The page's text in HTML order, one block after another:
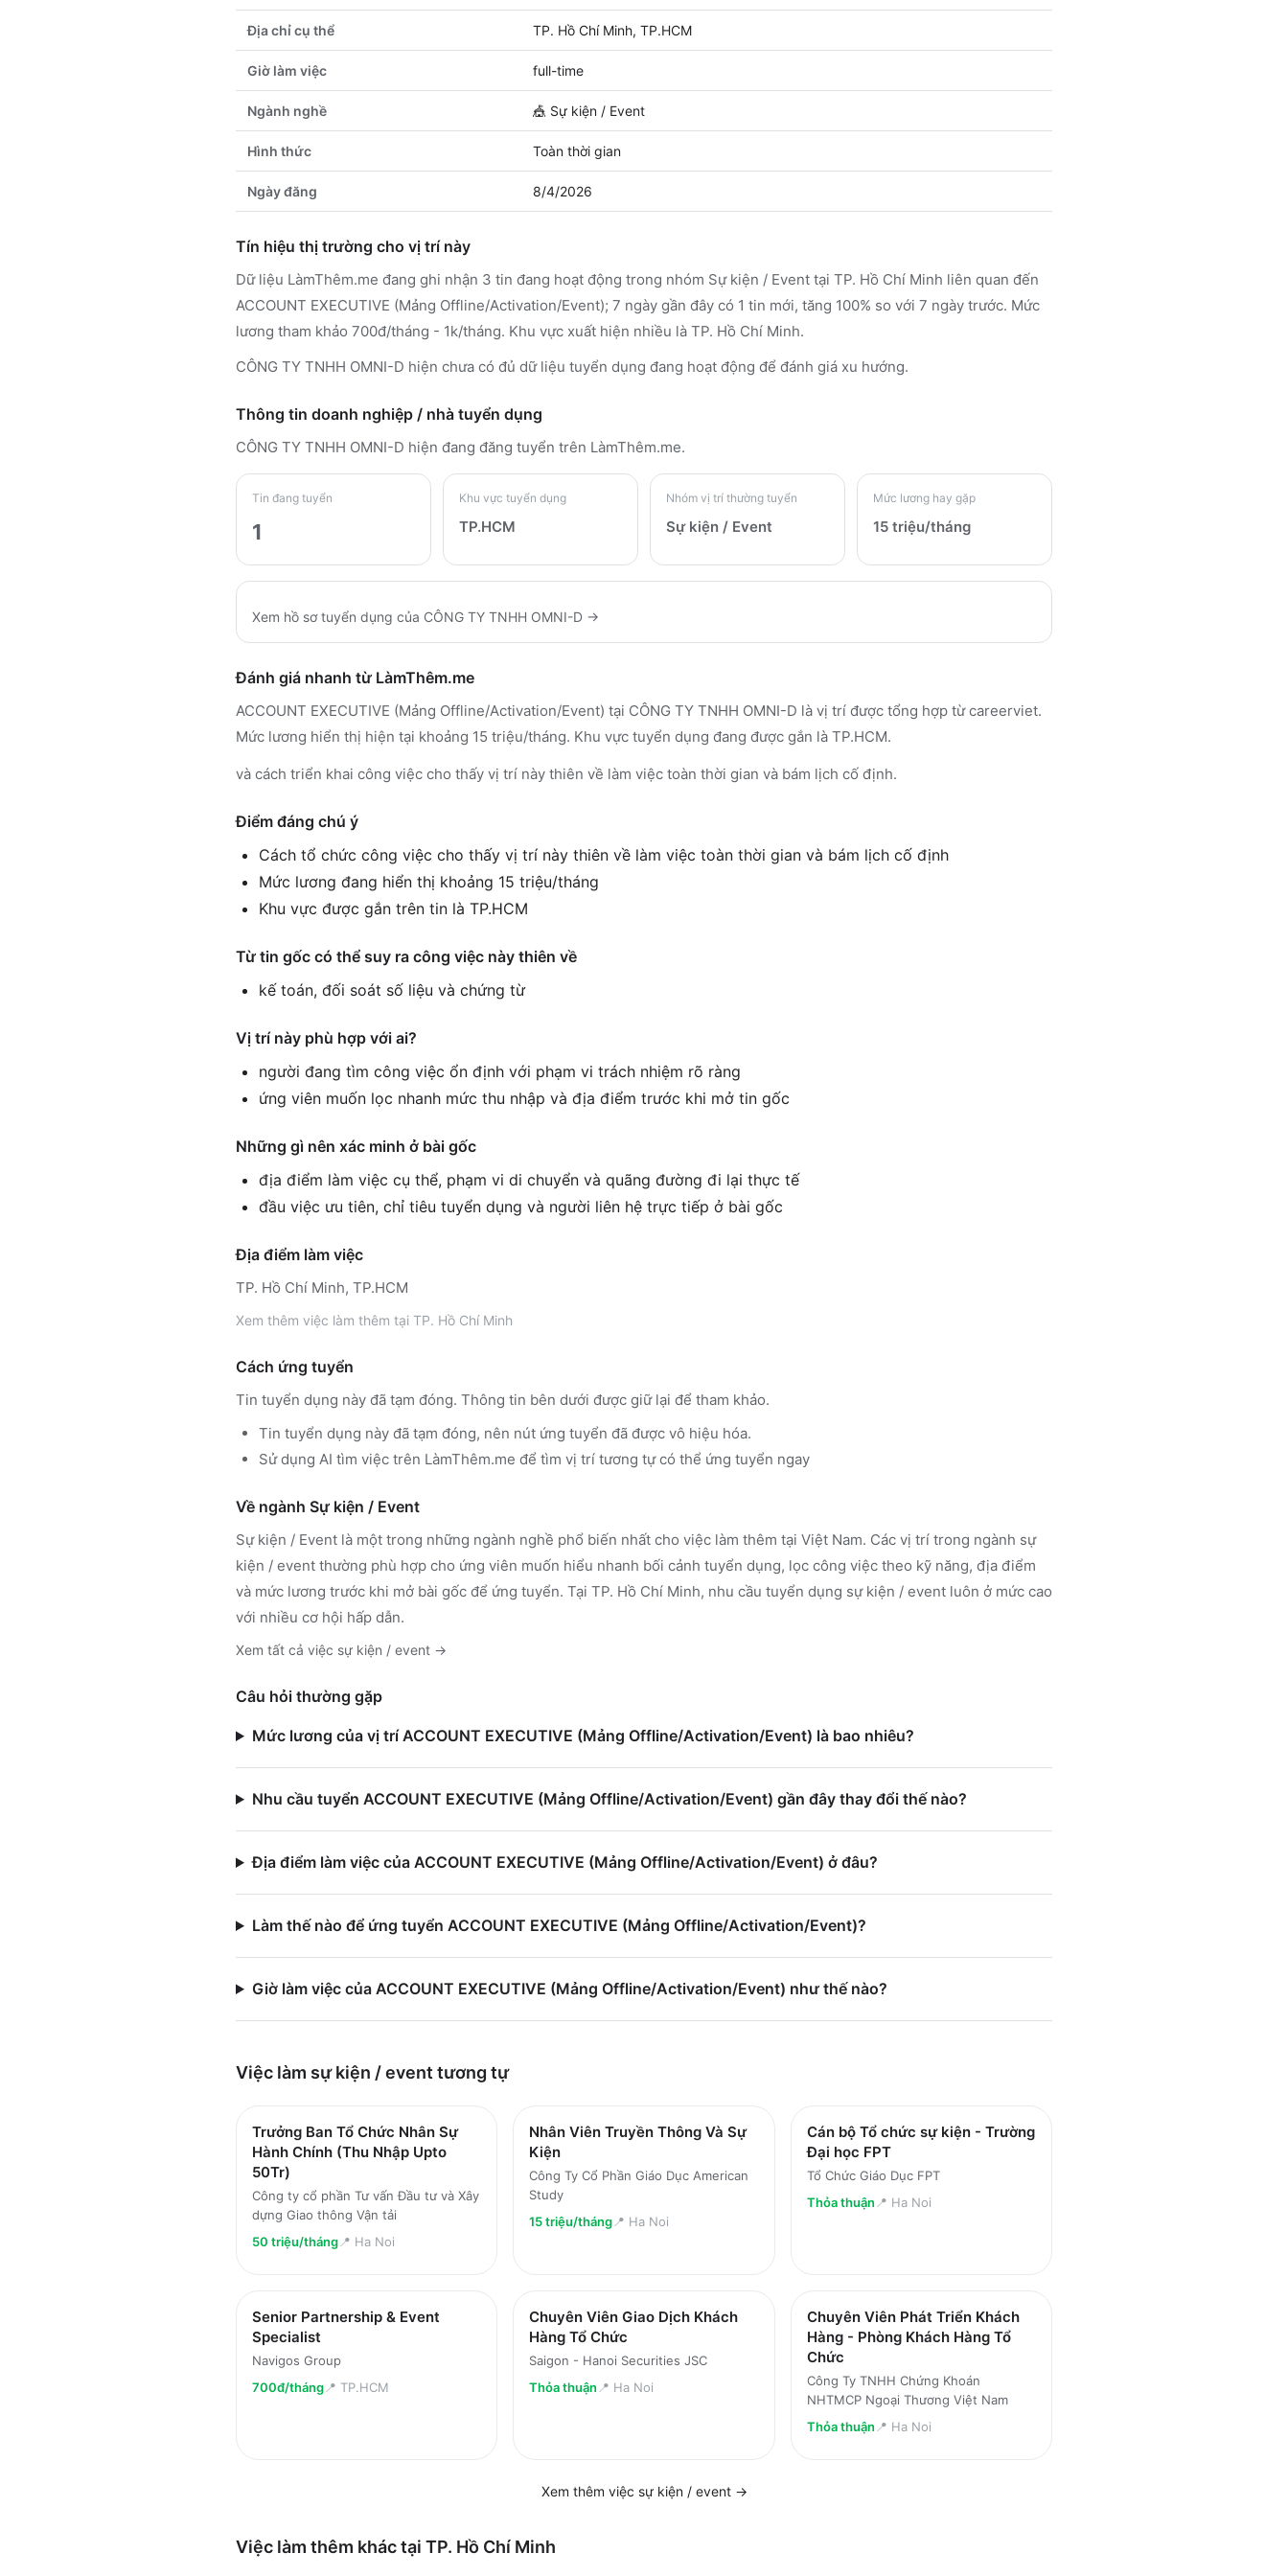
Địa chỉ cụ thể TP. Hồ Chí Minh, TP.HCM
Giờ làm việc full-time
Ngành nghề 🎪 Sự kiện / Event
Hình thức Toàn thời gian
Ngày đăng 8/4/2026
Tín hiệu thị trường cho vị trí này
Dữ liệu LàmThêm.me đang ghi nhận 3 tin đang hoạt động trong nhóm Sự kiện / Event tại TP. Hồ Chí Minh liên quan đến
ACCOUNT EXECUTIVE (Mảng Offline/Activation/Event); 7 ngày gần đây có 1 tin mới, tăng 100% so với 7 ngày trước. Mức
lương tham khảo 700đ/tháng - 1k/tháng. Khu vực xuất hiện nhiều là TP. Hồ Chí Minh.
CÔNG TY TNHH OMNI-D hiện chưa có đủ dữ liệu tuyển dụng đang hoạt động để đánh giá xu hướng.
Thông tin doanh nghiệp / nhà tuyển dụng
CÔNG TY TNHH OMNI-D hiện đang đăng tuyển trên LàmThêm.me.
Tin đang tuyển
1
Khu vực tuyển dụng
TP.HCM
Nhóm vị trí thường tuyển
Sự kiện / Event
Mức lương hay gặp
15 triệu/tháng
Xem hồ sơ tuyển dụng của CÔNG TY TNHH OMNI-D →
Đánh giá nhanh từ LàmThêm.me
ACCOUNT EXECUTIVE (Mảng Offline/Activation/Event) tại CÔNG TY TNHH OMNI-D là vị trí được tổng hợp từ careerviet.
Mức lương hiển thị hiện tại khoảng 15 triệu/tháng. Khu vực tuyển dụng đang được gắn là TP.HCM.
và cách triển khai công việc cho thấy vị trí này thiên về làm việc toàn thời gian và bám lịch cố định.
Điểm đáng chú ý
Cách tổ chức công việc cho thấy vị trí này thiên về làm việc toàn thời gian và bám lịch cố định
Mức lương đang hiển thị khoảng 15 triệu/tháng
Khu vực được gắn trên tin là TP.HCM
Từ tin gốc có thể suy ra công việc này thiên về
kế toán, đối soát số liệu và chứng từ
Vị trí này phù hợp với ai?
người đang tìm công việc ổn định với phạm vi trách nhiệm rõ ràng
ứng viên muốn lọc nhanh mức thu nhập và địa điểm trước khi mở tin gốc
Những gì nên xác minh ở bài gốc
địa điểm làm việc cụ thể, phạm vi di chuyển và quãng đường đi lại thực tế
đầu việc ưu tiên, chỉ tiêu tuyển dụng và người liên hệ trực tiếp ở bài gốc
Địa điểm làm việc
TP. Hồ Chí Minh, TP.HCM
Xem thêm việc làm thêm tại TP. Hồ Chí Minh
Cách ứng tuyển
Tin tuyển dụng này đã tạm đóng. Thông tin bên dưới được giữ lại để tham khảo.
Tin tuyển dụng này đã tạm đóng, nên nút ứng tuyển đã được vô hiệu hóa.
Sử dụng AI tìm việc trên LàmThêm.me để tìm vị trí tương tự có thể ứng tuyển ngay
Về ngành Sự kiện / Event
Sự kiện / Event là một trong những ngành nghề phổ biến nhất cho việc làm thêm tại Việt Nam. Các vị trí trong ngành sự
kiện / event thường phù hợp cho ứng viên muốn hiểu nhanh bối cảnh tuyển dụng, lọc công việc theo kỹ năng, địa điểm
và mức lương trước khi mở bài gốc để ứng tuyển. Tại TP. Hồ Chí Minh, nhu cầu tuyển dụng sự kiện / event luôn ở mức cao
với nhiều cơ hội hấp dẫn.
Xem tất cả việc sự kiện / event →
Câu hỏi thường gặp
Mức lương của vị trí ACCOUNT EXECUTIVE (Mảng Offline/Activation/Event) là bao nhiêu?
Nhu cầu tuyển ACCOUNT EXECUTIVE (Mảng Offline/Activation/Event) gần đây thay đổi thế nào?
Địa điểm làm việc của ACCOUNT EXECUTIVE (Mảng Offline/Activation/Event) ở đâu?
Làm thế nào để ứng tuyển ACCOUNT EXECUTIVE (Mảng Offline/Activation/Event)?
Giờ làm việc của ACCOUNT EXECUTIVE (Mảng Offline/Activation/Event) như thế nào?
Việc làm sự kiện / event tương tự
Trưởng Ban Tổ Chức Nhân Sự
Hành Chính (Thu Nhập Upto
50Tr)
Công ty cổ phần Tư vấn Đầu tư và Xây
dựng Giao thông Vận tải
50 triệu/tháng📍 Ha Noi
Nhân Viên Truyền Thông Và Sự
Kiện
Công Ty Cổ Phần Giáo Dục American
Study
15 triệu/tháng📍 Ha Noi
Cán bộ Tổ chức sự kiện - Trường
Đại học FPT
Tổ Chức Giáo Dục FPT
Thỏa thuận 📍 Ha Noi
Senior Partnership & Event
Specialist
Navigos Group
700đ/tháng📍 TP.HCM
Chuyên Viên Giao Dịch Khách
Hàng Tổ Chức
Saigon - Hanoi Securities JSC
Thỏa thuận 📍 Ha Noi
Chuyên Viên Phát Triển Khách
Hàng - Phòng Khách Hàng Tổ
Chức
Công Ty TNHH Chứng Khoán
NHTMCP Ngoại Thương Việt Nam
Thỏa thuận 📍 Ha Noi
Xem thêm việc sự kiện / event→
Việc làm thêm khác tại TP. Hồ Chí Minh